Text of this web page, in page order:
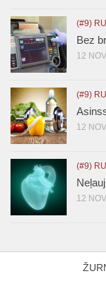
(#9)
Bez
12
(#9)
12
(#9)
12